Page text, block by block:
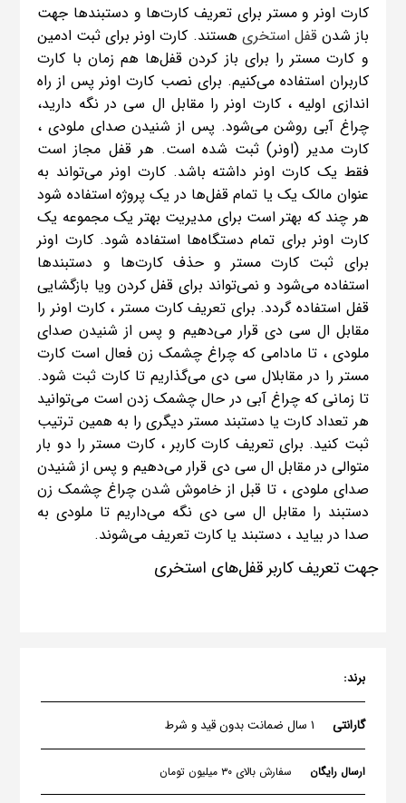
کارت اونر و مستر برای تعریف کارت‌ها و دستبند‌ها جهت
باز شدنقفل‌ استخری هستند. کارت اونر برای ثبت ادمین
و کارت مستر را برای باز کردن قفل‌ها هم زمان با کارت
کاربران استفاده می‌کنیم. برای نصب کارت اونر پس از راه
اندازی اولیه ، کارت اونر را مقابل ال سی در نگه دارید،
چراغ آبی روشن می‌شود. پس از شنیدن صدای ملودی ،
کارت مدیر (اونر) ثبت شده است. هر قفل مجاز است
فقط یک کارت اونر داشته باشد. کارت اونر می‌تواند به
عنوان مالک یک یا تمام قفل‌ها در یک پروژه استفاده شود
هر چند که بهتر است برای مدیریت بهتر یک مجموعه یک
کارت اونر برای تمام دستگاه‌ها استفاده شود. کارت اونر
برای ثبت کارت مستر و حذف کارت‌ها و دستبند‌ها
استفاده می‌شود و نمی‌تواند برای قفل کردن ویا بازگشایی
قفل استفاده گردد. برای تعریف کارت مستر ، کارت اونر را
مقابل ال سی دی قرار می‌دهیم و پس از شنیدن صدای
ملودی ، تا مادامی که چراغ چشمک زن فعال است کارت
مستر را در مقابلال سی دی می‌گذاریم تا کارت ثبت شود.
تا زمانی که چراغ آبی در حال چشمک زدن است می‌توانید
هر تعداد کارت یا دستبند مستر دیگری را به همین ترتیب
ثبت کنید. برای تعریف کارت کاربر ، کارت مستر را دو بار
متوالی در مقابل ال سی دی قرار می‌دهیم و پس از شنیدن
صدای ملودی ، تا قبل از خاموش شدن چراغ چشمک زن
دستبند را مقابل ال سی دی نگه می‌داریم تا ملودی به
صدا در بیاید ، دستبند یا کارت تعریف می‌شوند.
جهت تعریف کاربر قفل‌های استخری
برند:
گارانتی ۱ سال ضمانت بدون قید و شرط
ارسال رایگان سفارش بالای ۳۰ میلیون تومان